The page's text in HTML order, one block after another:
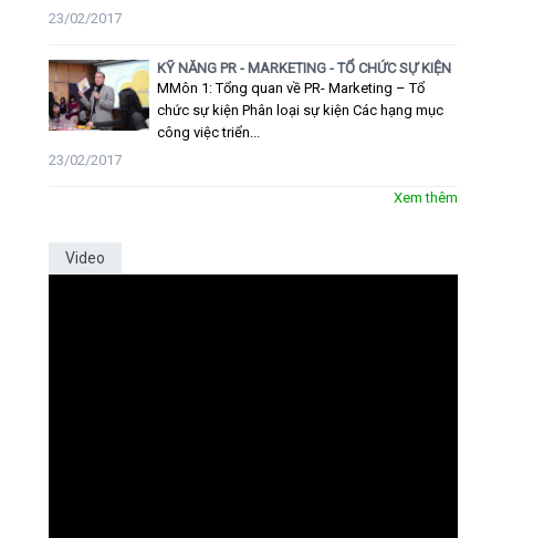
23/02/2017
KỸ NĂNG PR - MARKETING - TỔ CHỨC SỰ KIỆN
MMôn 1: Tổng quan về PR- Marketing – Tổ
chức sự kiện Phân loại sự kiện Các hạng mục
công việc triển...
23/02/2017
Xem thêm
Video